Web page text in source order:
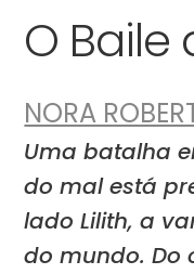
O Baile
NORA
Uma batalha
do mal está
lado Lilith, a
do mundo. Do